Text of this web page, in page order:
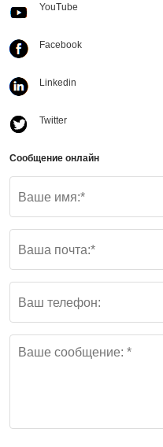
YouTube
Facebook
Linkedin
Twitter
Сообщение онлайн